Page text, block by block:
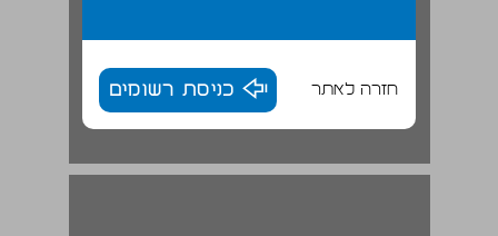
חזרה לאתר כניסת רשומים